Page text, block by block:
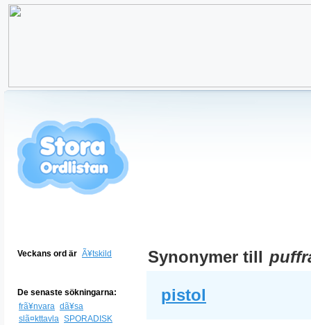
Veckans ord är Ã¥tskild
De senaste sökningarna:
frã¥nvara dã¥sa
slã¤kttavla SPORADISK
Synonymer till
pistol